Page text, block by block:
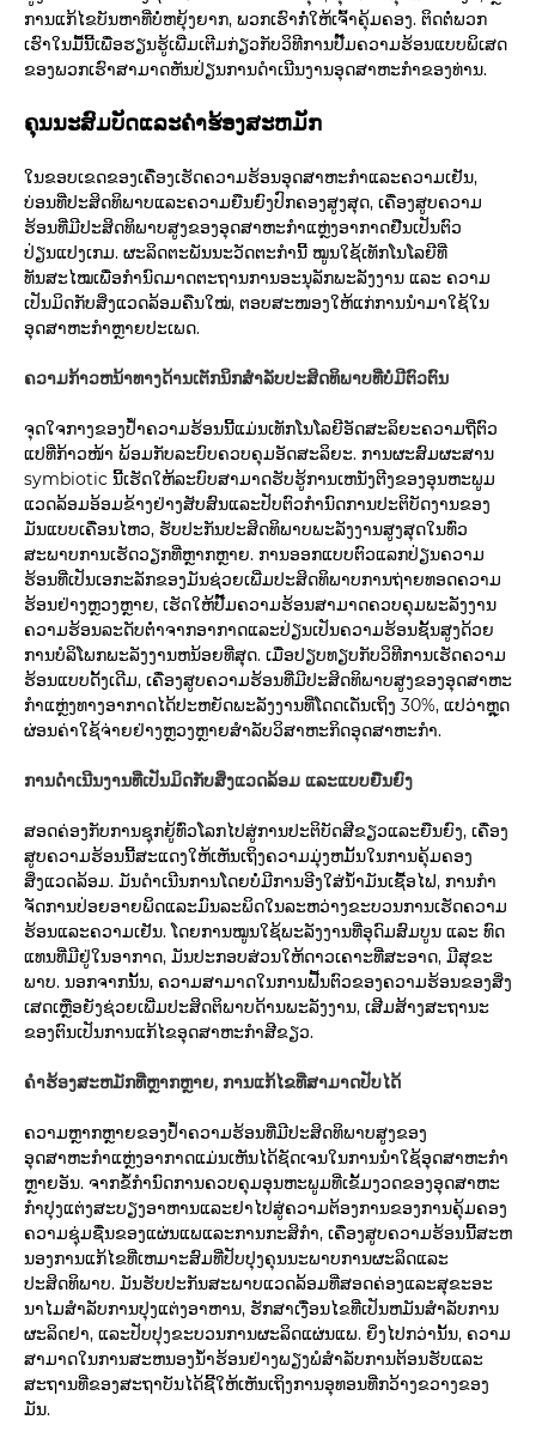
ການແກ້ໄຂບັນຫາທີ່ບໍ່ຫຍຸ້ງຍາກ, ພວກເຮົາກໍ່ໃຫ້ເຈົ້າຄຸ້ມຄອງ. ຕິດຕໍ່ພວກ
ເຮົາໃນມື້ນີ້ເພື່ອຮຽນຮູ້ເພີ່ມເຕີມກ່ຽວກັບວິທີການປັ໊ມຄວາມຮ້ອນແບບພິເສດ
ຂອງພວກເຮົາສາມາດຫັນປ່ຽນການດໍາເນີນງານອຸດສາຫະກໍາຂອງທ່ານ.
ຄຸນນະສົມບັດແລະຄໍາຮ້ອງສະຫມັກ
ໃນຂອບເຂດຂອງເຄື່ອງເຮັດຄວາມຮ້ອນອຸດສາຫະກໍາແລະຄວາມເຢັນ,
ບ່ອນທີ່ປະສິດທິພາບແລະຄວາມຍືນຍົງປົກຄອງສູງສຸດ, ເຄື່ອງສູບຄວາມ
ຮ້ອນທີ່ມີປະສິດທິພາບສູງຂອງອຸດສາຫະກໍາແຫຼ່ງອາກາດຢືນເປັນຕົວ
ປ່ຽນແປງເກມ. ຜະລິດຕະພັນນະວັດຕະກໍານີ້ ໝູນໃຊ້ເທັກໂນໂລຍີທີ່
ທັນສະໄໝເພື່ອກຳນົດມາດຕະຖານການອະນຸລັກພະລັງງານ ແລະ ຄວາມ
ເປັນມິດກັບສິ່ງແວດລ້ອມຄືນໃໝ່, ຕອບສະໜອງໃຫ້ແກ່ການນຳມາໃຊ້ໃນ
ອຸດສາຫະກຳຫຼາຍປະເພດ.
ຄວາມກ້າວຫນ້າທາງດ້ານເຕັກນິກສໍາລັບປະສິດທິພາບທີ່ບໍ່ມີຕົວຕົນ
ຈຸດໃຈກາງຂອງປ້ຳຄວາມຮ້ອນນີ້ແມ່ນເທັກໂນໂລຍີອັດສະລິຍະຄວາມຖີ່ຕົວ
ແປທີ່ກ້າວໜ້າ ພ້ອມກັບລະບົບຄວບຄຸມອັດສະລິຍະ. ການຜະສົມຜະສານ
symbiotic ນີ້ເຮັດໃຫ້ລະບົບສາມາດຮັບຮູ້ການເຫນັງຕີງຂອງອຸນຫະພູມ
ແວດລ້ອມອ້ອມຂ້າງຢ່າງສັບສົນແລະປັບຕົວກໍານົດການປະຕິບັດງານຂອງ
ມັນແບບເຄື່ອນໄຫວ, ຮັບປະກັນປະສິດທິພາບພະລັງງານສູງສຸດໃນທົ່ວ
ສະພາບການເຮັດວຽກທີ່ຫຼາກຫຼາຍ. ການອອກແບບຕົວແລກປ່ຽນຄວາມ
ຮ້ອນທີ່ເປັນເອກະລັກຂອງມັນຊ່ວຍເພີ່ມປະສິດທິພາບການຖ່າຍທອດຄວາມ
ຮ້ອນຢ່າງຫຼວງຫຼາຍ, ເຮັດໃຫ້ປັ໊ມຄວາມຮ້ອນສາມາດຄວບຄຸມພະລັງງານ
ຄວາມຮ້ອນລະດັບຕ່ໍາຈາກອາກາດແລະປ່ຽນເປັນຄວາມຮ້ອນຊັ້ນສູງດ້ວຍ
ການບໍລິໂພກພະລັງງານຫນ້ອຍທີ່ສຸດ. ເມື່ອປຽບທຽບກັບວິທີການເຮັດຄວາມ
ຮ້ອນແບບດັ້ງເດີມ, ເຄື່ອງສູບຄວາມຮ້ອນທີ່ມີປະສິດທິພາບສູງຂອງອຸດສາຫະ
ກໍາແຫຼ່ງທາງອາກາດໄດ້ປະຫຍັດພະລັງງານທີ່ໂດດເດັ່ນເຖິງ 30%, ແປວ່າຫຼຸດ
ຜ່ອນຄ່າໃຊ້ຈ່າຍຢ່າງຫຼວງຫຼາຍສໍາລັບວິສາຫະກິດອຸດສາຫະກໍາ.
ການດໍາເນີນງານທີ່ເປັນມິດກັບສິ່ງແວດລ້ອມ ແລະແບບຍືນຍົງ
ສອດຄ່ອງກັບການຊຸກຍູ້ທົ່ວໂລກໄປສູ່ການປະຕິບັດສີຂຽວແລະຍືນຍົງ, ເຄື່ອງ
ສູບຄວາມຮ້ອນນີ້ສະແດງໃຫ້ເຫັນເຖິງຄວາມມຸ່ງຫມັ້ນໃນການຄຸ້ມຄອງ
ສິ່ງແວດລ້ອມ. ມັນດໍາເນີນການໂດຍບໍ່ມີການອີງໃສ່ນໍ້າມັນເຊື້ອໄຟ, ການກໍາ
ຈັດການປ່ອຍອາຍພິດແລະມົນລະພິດໃນລະຫວ່າງຂະບວນການເຮັດຄວາມ
ຮ້ອນແລະຄວາມເຢັນ. ໂດຍ​ການ​ໝູນ​ໃຊ້​ພະ​ລັງ​ງານ​ທີ່​ອຸ​ດົມ​ສົມ​ບູນ ແລະ ທົດ​
ແທນ​ທີ່​ມີ​ຢູ່​ໃນ​ອາ​ກາດ, ມັນ​ປະ​ກອບ​ສ່ວນ​ໃຫ້​ດາວ​ເຄາະ​ທີ່​ສະ​ອາດ, ມີ​ສຸ​ຂະ​
ພາບ. ນອກຈາກນັ້ນ, ຄວາມສາມາດໃນການຟື້ນຕົວຂອງຄວາມຮ້ອນຂອງສິ່ງ
ເສດເຫຼືອຍັງຊ່ວຍເພີ່ມປະສິດຕິພາບດ້ານພະລັງງານ, ເສີມສ້າງສະຖານະ
ຂອງຕົນເປັນການແກ້ໄຂອຸດສາຫະກໍາສີຂຽວ.
ຄໍາຮ້ອງສະຫມັກທີ່ຫຼາກຫຼາຍ, ການແກ້ໄຂທີ່ສາມາດປັບໄດ້
ຄວາມຫຼາກຫຼາຍຂອງປ້ຳຄວາມຮ້ອນທີ່ມີປະສິດທິພາບສູງຂອງ
ອຸດສາຫະກຳແຫຼ່ງອາກາດແມ່ນເຫັນໄດ້ຊັດເຈນໃນການນຳໃຊ້ອຸດສາຫະກຳ
ຫຼາຍອັນ. ຈາກຂໍ້ກໍານົດການຄວບຄຸມອຸນຫະພູມທີ່ເຂັ້ມງວດຂອງອຸດສາຫະ
ກໍາປຸງແຕ່ງສະບຽງອາຫານແລະຢາໄປສູ່ຄວາມຕ້ອງການຂອງການຄຸ້ມຄອງ
ຄວາມຊຸ່ມຊື່ນຂອງແຜ່ນແພແລະການກະສິກໍາ, ເຄື່ອງສູບຄວາມຮ້ອນນີ້ສະຫ
ນອງການແກ້ໄຂທີ່ເຫມາະສົມທີ່ປັບປຸງຄຸນນະພາບການຜະລິດແລະ
ປະສິດທິພາບ. ມັນຮັບປະກັນສະພາບແວດລ້ອມທີ່ສອດຄ່ອງແລະສຸຂະອະ
ນາໄມສໍາລັບການປຸງແຕ່ງອາຫານ, ຮັກສາເງື່ອນໄຂທີ່ເປັນຫມັນສໍາລັບການ
ຜະລິດຢາ, ແລະປັບປຸງຂະບວນການຜະລິດແຜ່ນແພ. ຍິ່ງໄປກວ່ານັ້ນ, ຄວາມ
ສາມາດໃນການສະຫນອງນ້ໍາຮ້ອນຢ່າງພຽງພໍສໍາລັບການຕ້ອນຮັບແລະ
ສະຖານທີ່ຂອງສະຖາບັນໄດ້ຊີ້ໃຫ້ເຫັນເຖິງການອຸທອນທີ່ກວ້າງຂວາງຂອງ
ມັນ.